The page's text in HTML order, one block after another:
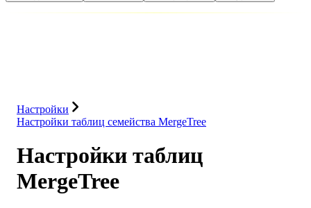
Настройки
Настройки таблиц семейства MergeTree
Настройки таблиц
MergeTree